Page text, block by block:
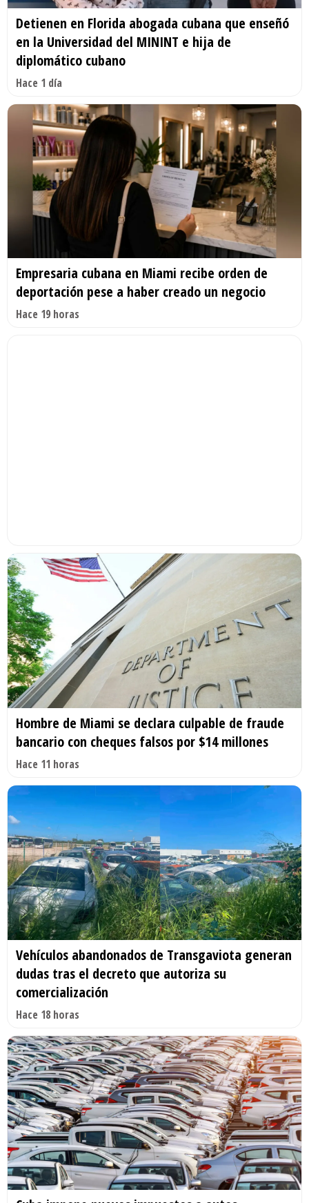
Detienen en Florida abogada cubana que enseñó
en la Universidad del MININT e hija de
diplomático cubano
Hace 1 día
Empresaria cubana en Miami recibe orden de
deportación pese a haber creado un negocio
Hace 19 horas
Hombre de Miami se declara culpable de fraude
bancario con cheques falsos por $14 millones
Hace 11 horas
Vehículos abandonados de Transgaviota generan
dudas tras el decreto que autoriza su
comercialización
Hace 18 horas